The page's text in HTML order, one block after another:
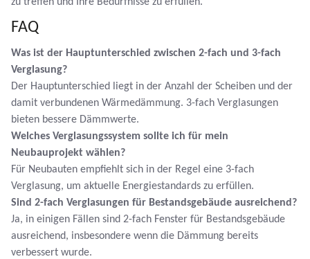
FAQ
Was ist der Hauptunterschied zwischen 2-fach und 3-fach
Verglasung?
Der Hauptunterschied liegt in der Anzahl der Scheiben und der
damit verbundenen Wärmedämmung. 3-fach Verglasungen
bieten bessere Dämmwerte.
Welches Verglasungssystem sollte ich für mein
Neubauprojekt wählen?
Für Neubauten empfiehlt sich in der Regel eine 3-fach
Verglasung, um aktuelle Energiestandards zu erfüllen.
Sind 2-fach Verglasungen für Bestandsgebäude ausreichend?
Ja, in einigen Fällen sind 2-fach Fenster für Bestandsgebäude
ausreichend, insbesondere wenn die Dämmung bereits
verbessert wurde.